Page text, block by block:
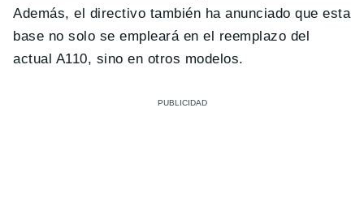
Además, el directivo también ha anunciado que esta
base no solo se empleará en el reemplazo del
actual A110, sino en otros modelos.